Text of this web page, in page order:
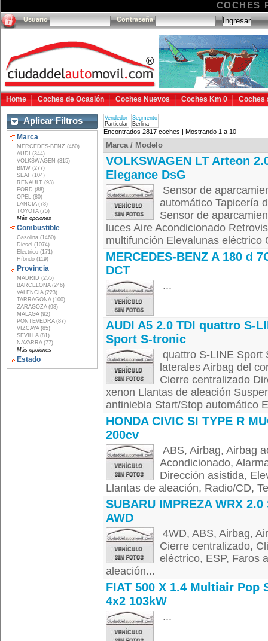
COCHES
Usuario Contraseña
Home Coches de Ocasión Coches Nuevos Coches Km 0 Coches
Aplicar Filtros
Marca
MERCEDES-BENZ (460)
AUDI (344)
VOLKSWAGEN (315)
BMW (277)
SEAT (104)
RENAULT (93)
FORD (88)
OPEL (80)
LANCIA (78)
TOYOTA (75)
Más opciones
Combustible
Gasolina (1460)
Diesel (1074)
Eléctrico (171)
Híbrido (119)
Provincia
MADRID (255)
BARCELONA (246)
VALENCIA (223)
TARRAGONA (100)
ZARAGOZA (98)
MALAGA (92)
PONTEVEDRA (87)
VIZCAYA (85)
SEVILLA (81)
NAVARRA (77)
Más opciones
Estado
Vendedor
Particular
Segmento
Berlina
Encontrados 2817 coches | Mostrando 1 a 10
Marca / Modelo
VOLKSWAGEN LT Arteon
Elegance DsG
Sensor de
automático Tapicería
Sensor de
luces Aire Acondicionado
multifunción Elevalunas eléctrico
MERCEDES-BENZ A 180 d
DCT
...
AUDI A5 2.0 TDI quattro S-
Sport S-tronic
quattro S-LINE Sport
laterales Airbag del
Cierre centralizado
xenon Llantas de aleación
antiniebla Start/Stop automático
HONDA CIVIC SI TYPE R
200cv
ABS, Airbag, Airbag
Acondicionado,
Dirección asistida,
Llantas de aleación, Radio/CD,
SUBARU IMPREZA WRX 2.0
AWD
4WD, ABS, Airbag,
Cierre centralizado,
eléctrico, ESP, Faros
aleación...
FIAT 500 X 1.4 Multiair Pop
4x2 103kW
...